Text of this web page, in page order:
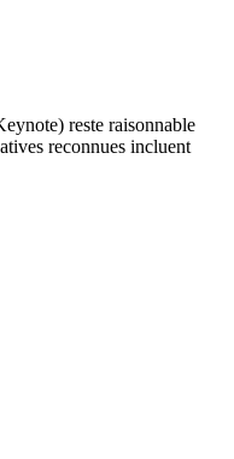
reste raisonnable
reconnues incluent